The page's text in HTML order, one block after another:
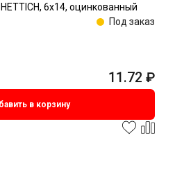
6х14, оцинкованный
Под заказ
11.72 ₽
в корзину